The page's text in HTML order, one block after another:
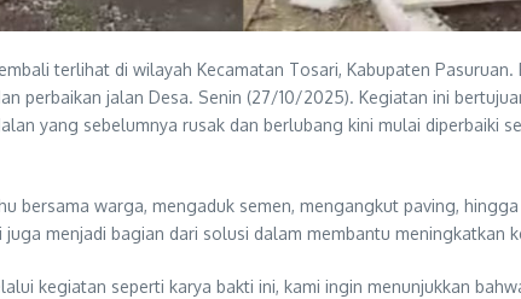
terlihat di wilayah Kecamatan Tosari, Kabupaten
perbaikan jalan Desa. Senin (27/10/2025). Kegiatan ini
yang sebelumnya rusak dan berlubang kini mulai diperbaiki
bersama warga, mengaduk semen, mengangkut paving,
menjadi bagian dari solusi dalam membantu meningkatkan
kegiatan seperti karya bakti ini, kami ingin menunjukkan